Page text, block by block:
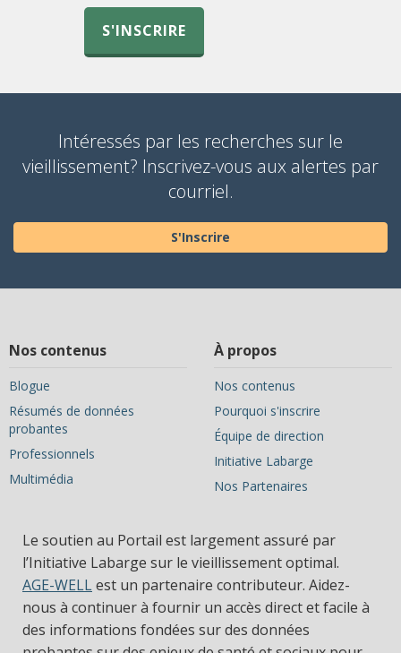
S'INSCRIRE
Intéressés par les recherches sur le
vieillissement? Inscrivez-vous aux alertes par
courriel.
S'Inscrire
Nos contenus
Blogue
Résumés de données
probantes
Professionnels
Multimédia
À propos
Nos contenus
Pourquoi s'inscrire
Équipe de direction
Initiative Labarge
Nos Partenaires
Le soutien au Portail est largement assuré par
l’Initiative Labarge sur le vieillissement optimal.
AGE-WELLest un partenaire contributeur. Aidez-
nous à continuer à fournir un accès direct et facile à
des informations fondées sur des données